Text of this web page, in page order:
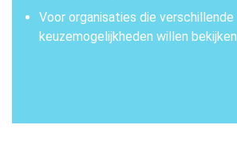
Voor organisaties die verschillende
keuzemogelijkheden willen bekijken